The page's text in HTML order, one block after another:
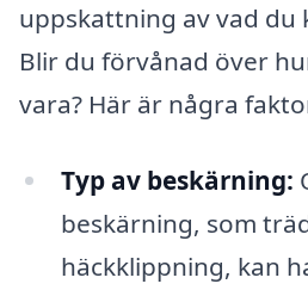
uppskattning av vad du
Blir du förvånad över
vara? Här är några
Typ av beskärning:
beskärning, som
häckklippning, kan